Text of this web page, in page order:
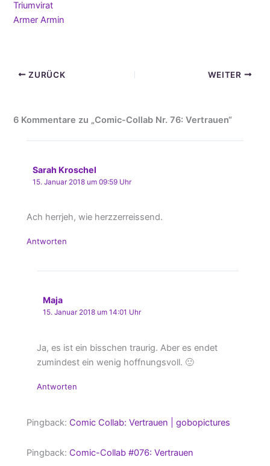
Triumvirat
Armer Armin
ZURÜCK WEITER
6 Kommentare zu „Comic-Collab Nr. 76: Vertrauen“
Sarah Kroschel
15. Januar 2018 um 09:59 Uhr
Ach herrjeh, wie herzzerreissend.
Antworten
Maja
15. Januar 2018 um 14:01 Uhr
Ja, es ist ein bisschen traurig. Aber es endet
zumindest ein wenig hoffnungsvoll. 🙂
Antworten
Pingback: Comic Collab: Vertrauen | gobopictures
Pingback: Comic-Collab #076: Vertrauen